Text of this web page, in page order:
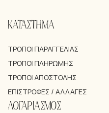
ΚΑΤΑΣΤΗΜΑ
ΤΡΌΠΟΙ ΠΑΡΑΓΓΕΛΊΑΣ
ΤΡΌΠΟΙ ΠΛΗΡΩΜΉΣ
ΤΡΌΠΟΙ ΑΠΟΣΤΟΛΉΣ
ΕΠΙΣΤΡΟΦΈΣ / ΑΛΛΑΓΈΣ
ΛΟΓΑΡΙΑΣΜΟΣ